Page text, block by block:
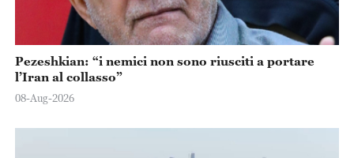
Pezeshkian: “i nemici non sono riusciti a portare
l’Iran al collasso”
08-Aug-2026